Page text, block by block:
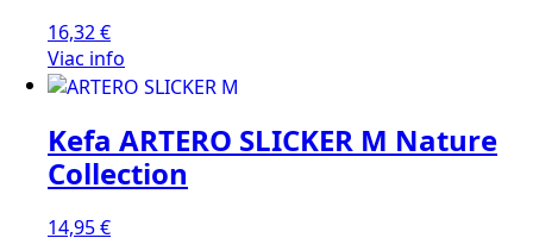
16,32€
Viac info
Kefa ARTERO SLICKER M Nature
Collection
14,95€